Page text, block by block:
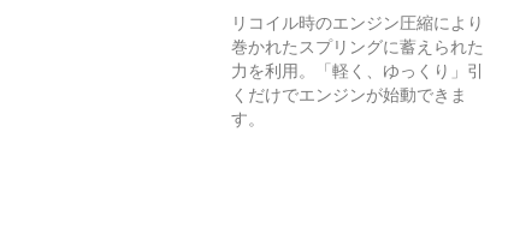
リコイル時のエンジン圧縮により
巻かれたスプリングに蓄えられた
力を利用。「軽く、ゆっくり」引
くだけでエンジンが始動できま
す。